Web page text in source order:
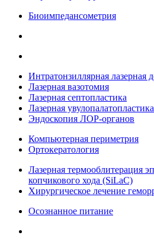
Биоимпедансометрия
Интратонзиллярная лазерная
Лазерная вазотомия
Лазерная септопластика
Лазерная
Эндоскопия ЛОР-органов
Компьютерная периметрия
Ортокератология
Лазерная термооблитерация
копчикового хода (SiLaC)
Хирургическое лечение
Осознанное питание